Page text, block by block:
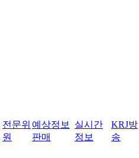
전문위
원
예상정보
판매
실시간
정보
KRJ방
송